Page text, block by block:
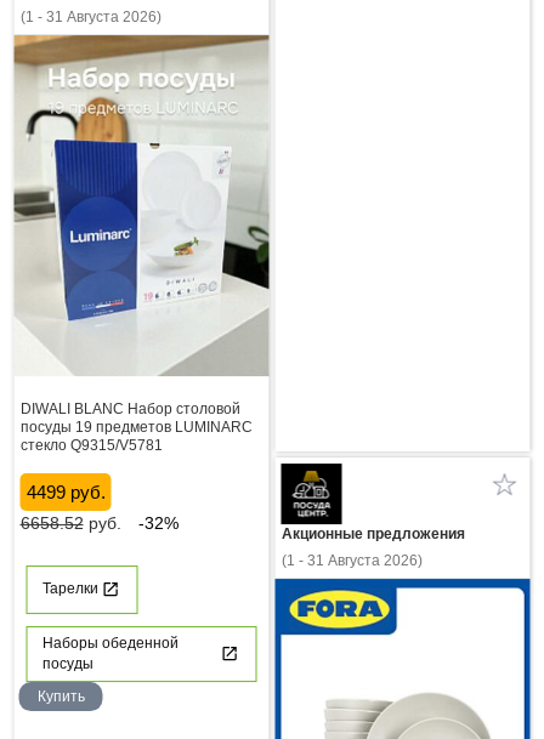
(1 - 31 Августа 2026)
DIWALI BLANC Набор столовой
посуды 19 предметов LUMINARC
стекло Q9315/V5781
4499 руб.
6658.52руб. -32%
Тарелки
Наборы обеденной
посуды
Купить
Акционные предложения
(1 - 31 Августа 2026)